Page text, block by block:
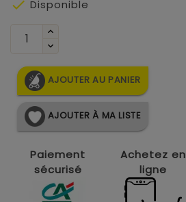
 Disponible
AJOUTER AU PANIER
AJOUTER À MA LISTE
Paiement
sécurisé
Achetez en
ligne